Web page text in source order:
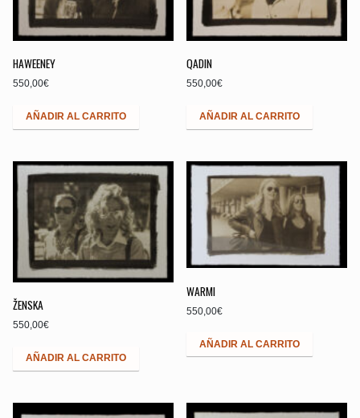
HAWEENEY
550,00€
AÑADIR AL CARRITO
QADIN
550,00€
AÑADIR AL CARRITO
ŽENSKA
550,00€
AÑADIR AL CARRITO
WARMI
550,00€
AÑADIR AL CARRITO